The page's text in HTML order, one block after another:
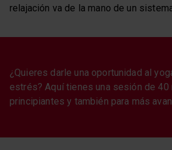
relajación va de la mano de un
¿Quieres darle una oportunidad al
estrés? Aquí tienes una sesión de 40
principiantes y también para más